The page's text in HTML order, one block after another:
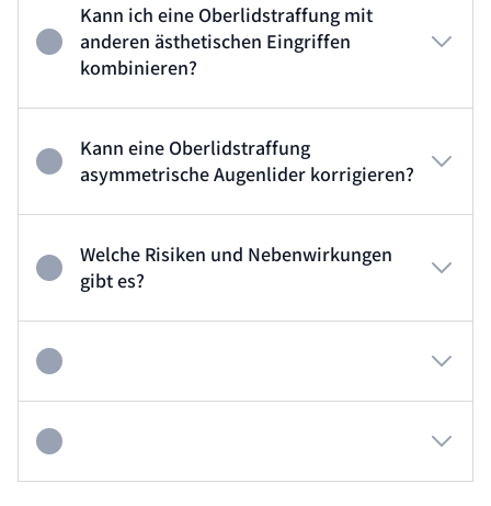
Kann ich eine Oberlidstraffung mit
anderen ästhetischen Eingriffen
kombinieren?
Kann eine Oberlidstraffung
asymmetrische Augenlider korrigieren?
Welche Risiken und Nebenwirkungen
gibt es?